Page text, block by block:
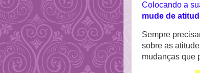
Colocando a
mude de
Sempre
sobre as
mudanças que